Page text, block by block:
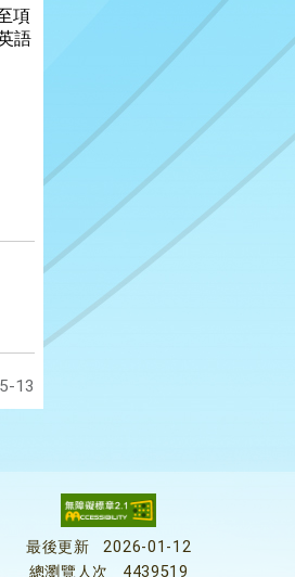
項
語
13
最後更新
2026-01-12
總瀏覽人次
4439519